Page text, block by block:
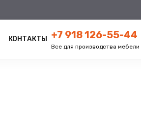
КОНТАКТЫ +7 918 126-55-44
Все для производства мебели